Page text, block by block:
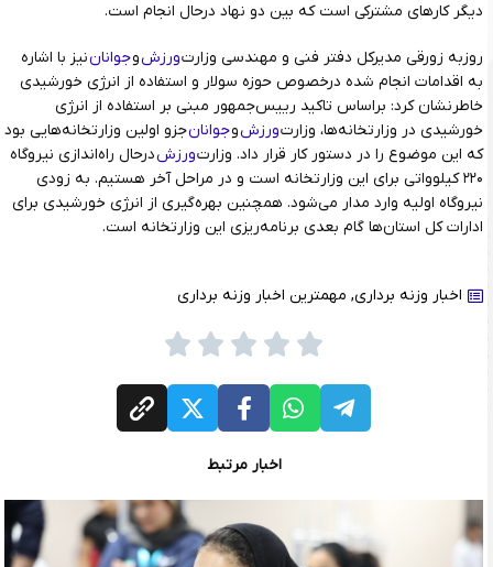
دیگر کارهای مشترکی است که بین دو نهاد درحال انجام است.
روزبه زورقی مدیرکل دفتر فنی و مهندسی وزارتورزشوجواناننیز با اشاره
به اقدامات انجام شده درخصوص حوزه سولار و استفاده از انرژی خورشیدی
خاطرنشان کرد: براساس تاکید رییس‌جمهور مبنی بر استفاده از انرژی
خورشیدی در وزارتخانه‌ها، وزارتورزشوجوانانجزو اولین وزارتخانه‌هایی بود
که این موضوع را در دستور کار قرار داد. وزارتورزشدرحال راه‌اندازی نیروگاه
۲۲۰ کیلوواتی برای این وزارتخانه است و در مراحل آخر هستیم. به زودی
نیروگاه اولیه وارد مدار می‌شود. همچنین بهره‌گیری از انرژی خورشیدی برای
ادارات کل استان‌ها گام بعدی برنامه‌ریزی این وزارتخانه است.
اخبار وزنه برداری, مهمترین اخبار وزنه برداری
اخبار مرتبط